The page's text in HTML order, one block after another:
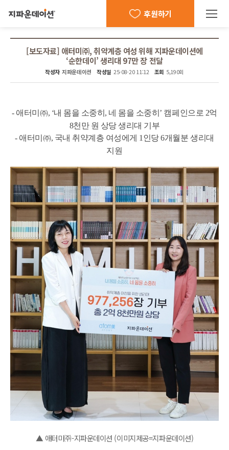
후원하기
[보도자료] 애터미㈜, 취약계층 여성 위해 지파운데이션에
‘순한데이’ 생리대 97만 장 전달
작성자 지파운데이션 작성일 25-08-20 11:12 조회 5,190회
- 애터미㈜, ‘내 몸을 소중히, 네 몸을 소중히’ 캠페인으로 2억
8천만 원 상당 생리대 기부
- 애터미㈜, 국내 취약계층 여성에게 1인당 6개월분 생리대
지원
▲ 애터미㈜-지파운데이션 (이미지제공=지파운데이션)